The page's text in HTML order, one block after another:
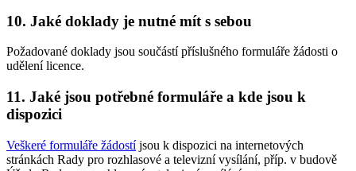
10. Jaké doklady je nutné mít s sebou
Požadované doklady jsou součástí příslušného formuláře žádosti o
udělení licence.
11. Jaké jsou potřebné formuláře a kde jsou k
dispozici
Veškeré formuláře žádostíjsou k dispozici na internetových
stránkách Rady pro rozhlasové a televizní vysílání, příp. v budově